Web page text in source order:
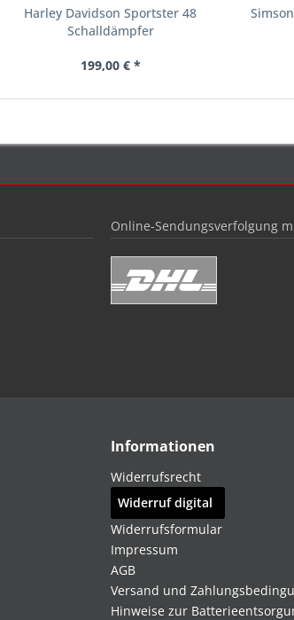
Harley Davidson Sportster 48
Schalldämpfer
199,00 € *
Online-Sendungsverfolgung
Informationen
Widerrufsrecht
Widerruf digital
Widerrufsformular
Impressum
AGB
Versand und
Hinweise zur